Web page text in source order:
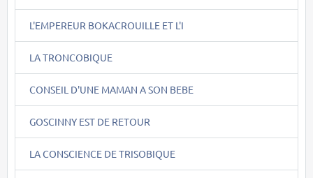
L'EMPEREUR BOKACROUILLE ET L'I
LA TRONCOBIQUE
CONSEIL D'UNE MAMAN A SON BEBE
GOSCINNY EST DE RETOUR
LA CONSCIENCE DE TRISOBIQUE